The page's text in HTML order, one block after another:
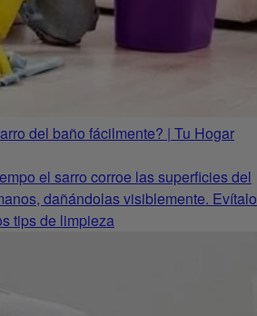
del baño fácilmente? | Tu Hogar
el sarro corroe las superficies del
dañándolas visiblemente. Evítalo
tips de limpieza